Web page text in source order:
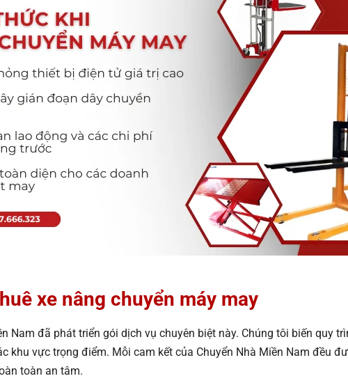
xe nâng chuyển máy may
Nam đã phát triển gói dịch vụ chuyên biệt này. Chúng tôi biến quy
khu vực trọng điểm. Mỗi cam kết của Chuyển Nhà Miền Nam đều
toàn an tâm.